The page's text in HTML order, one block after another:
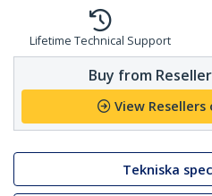
Lifetime Technical Support
Buy from
View
Tekniska